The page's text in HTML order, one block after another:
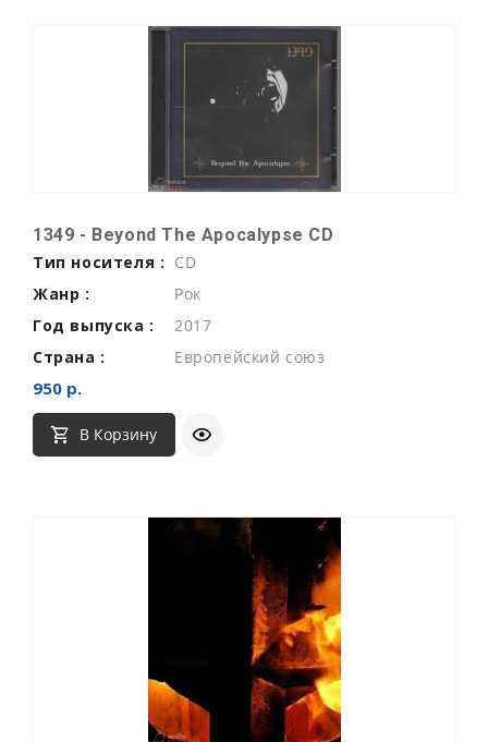
1349 - Beyond The Apocalypse CD
Тип носителя : CD
Жанр :
Рок
Год выпуска :
2017
Страна :
Европейский союз
950 р.
В Корзину